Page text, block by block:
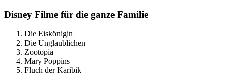
Disney Filme für die ganze Familie
Die Eiskönigin
Die Unglaublichen
Zootopia
Mary Poppins
Fluch der Karibik